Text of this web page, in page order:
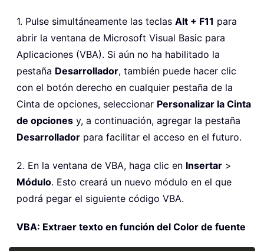
1. Pulse simultáneamente las teclas Alt + F11 para
abrir la ventana de Microsoft Visual Basic para
Aplicaciones (VBA). Si aún no ha habilitado la
pestaña Desarrollador, también puede hacer clic
con el botón derecho en cualquier pestaña de la
Cinta de opciones, seleccionar Personalizar la Cinta
de opciones y, a continuación, agregar la pestaña
Desarrollador para facilitar el acceso en el futuro.
2. En la ventana de VBA, haga clic en Insertar >
Módulo. Esto creará un nuevo módulo en el que
podrá pegar el siguiente código VBA.
VBA: Extraer texto en función del Color de fuente